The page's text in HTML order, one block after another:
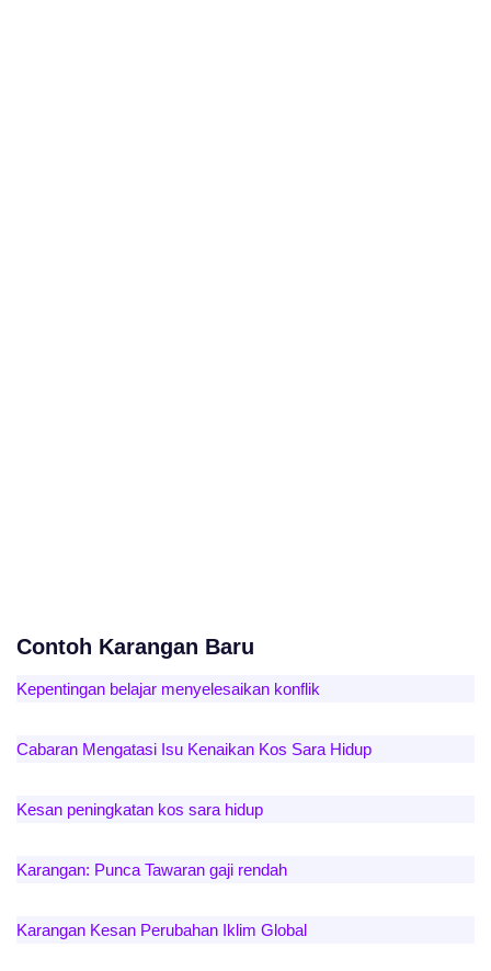
Contoh Karangan Baru
Kepentingan belajar menyelesaikan konflik
Cabaran Mengatasi Isu Kenaikan Kos Sara Hidup
Kesan peningkatan kos sara hidup
Karangan: Punca Tawaran gaji rendah
Karangan Kesan Perubahan Iklim Global